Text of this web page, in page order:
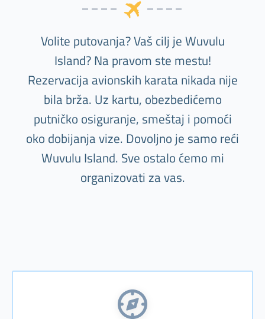
Volite putovanja? Vaš cilj je Wuvulu
Island? Na pravom ste mestu!
Rezervacija avionskih karata nikada nije
bila brža. Uz kartu, obezbedićemo
putničko osiguranje, smeštaj i pomoći
oko dobijanja vize. Dovoljno je samo reći
Wuvulu Island. Sve ostalo ćemo mi
organizovati za vas.